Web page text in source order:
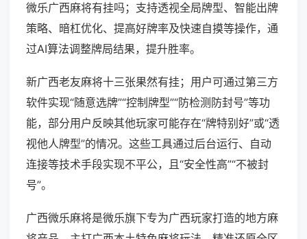
微乐广西麻将有挂吗；支持透视全局牌型、智能出牌
策略、暗杠优化、提高好牌率及快速自摸等操作，通
过AI算法调整牌局结果，提升胜率。
新广西老友麻将十三张果然有挂；用户可通过第三方
软件实现“随意选牌”“控制牌型”“防检测防封号”等功
能，部分用户反映其他玩家可能存在“牌特别好”或“透
视他人牌型”的情况。这些工具通过后台运行、自动
连接等技术手段实现不平公，且“安全性高”“不被封
号”。
广西微乐麻将是微乐旗下专为广西玩家打造的地方麻